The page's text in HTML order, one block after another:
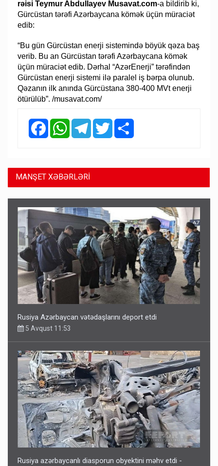
rəisi Teymur Abdullayev Musavat.com-a bildirib ki,
Gürcüstan tərəfi Azərbaycana kömək üçün müraciət
edib:
“Bu gün Gürcüstan enerji sistemində böyük qəza baş
verib. Bu an Gürcüstan tərəfi Azərbaycana kömək
üçün müraciət edib. Dərhal “AzərEnerji” tərəfindən
Gürcüstan enerji sistemi ilə paralel iş bərpa olunub.
Qəzanın ilk anında Gürcüstana 380-400 MVt enerji
ötürülüb”. /musavat.com/
FacebookWhatsAppTelegramTwitter
MANŞET XƏBƏRLƏRİ
Rusiya Azərbaycan vətədaşlarını deport etdi
5 Avqust 11:53
Rusiya azərbaycanlı diasporun obyektini məhv etdi -